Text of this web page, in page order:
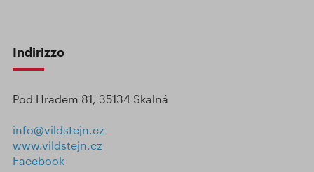
Indirizzo
Pod Hradem 81, 35134 Skalná
info@vildstejn.cz
www.vildstejn.cz
Facebook